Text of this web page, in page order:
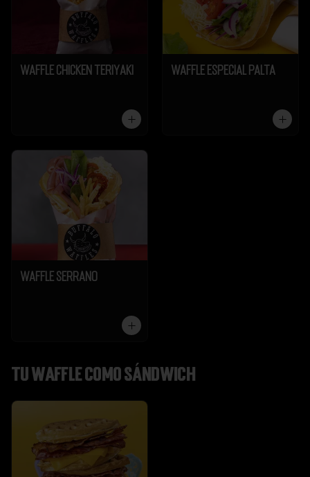
Waffle Chicken Teriyaki Waffle Especial Palta
Waffle Serrano
Tu Waffle como Sándwich